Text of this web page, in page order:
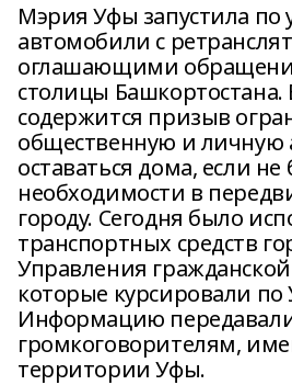
Мэрия Уфы запустила
автомобили с
оглашающими
столицы
содержится призыв
общественную и личную
оставаться дома, если не
необходимости в
городу. Сегодня было
транспортных средств
Управления
которые курсировали по
Информацию
громкоговорителям,
территории Уфы.